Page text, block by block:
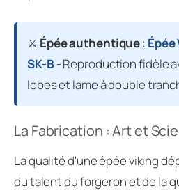
⚔️ Épée authentique:
SK-B- Reproduction fidèle
lobes et lame à double
La Fabrication : Art et
La qualité d'une épée viking
du talent du forgeron et de la